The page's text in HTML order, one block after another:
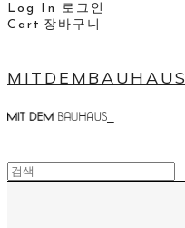
Log In
로그인
Cart 장바구니
MITDEMBAUHAUS